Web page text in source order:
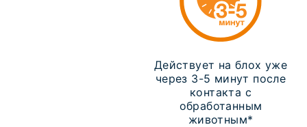
Действует на блох уже
через 3-5 минут после
контакта с
обработанным
животным*